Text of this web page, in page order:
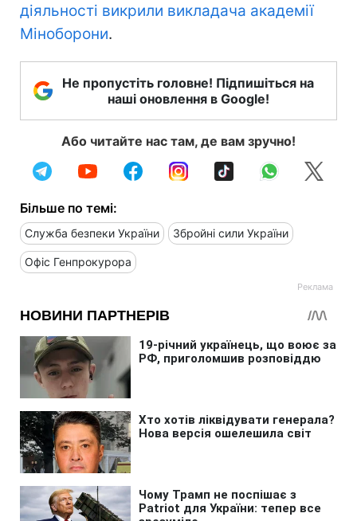
діяльності викрили викладача академії
Міноборони.
Не пропустіть головне! Підпишіться на
наші оновлення в Google!
Або читайте нас там, де вам зручно!
Більше по темі:
Служба безпеки України Збройні сили України
Офіс Генпрокурора